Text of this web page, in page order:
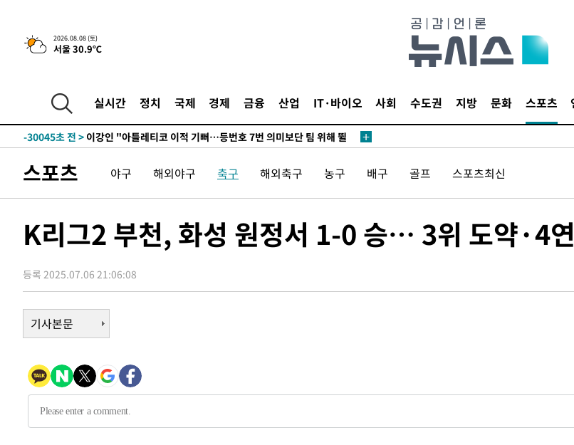
2026.08.08 (토)
서울 30.9℃
실시간 정치 국제 경제 금융 산업 IT·바이오 사회 수도권 지방 문화 스포츠
5시간 전 >[속보]뉴욕증시 상승 마감…S&P 0.6% 나스닥 1.3%↑
-31276초 전 >[속보]與최고위원 제주·인천 순회경선…박선원·최민희·서미화·
청래 44.56%
-30511초 전 >
[속보]與 대표 경선 제주·인천 당원투표…金 47.75%·鄭
42.08%·宋 10.17%
-30045초 전 >
것"
-29980초 전 > [속보]與 당대표 경선, 제주·인천 권리당원 투표 김민석 승리
-23024초 전 >
[속보]이강인 "감독님이 원하는 마음 느꼈고, 많은 트로피 원해 아
-22806초 전 >수도권 40도 육박 '펄펄'…동해안 일부 지역엔 호의주의보
-15720초 전 >강릉에 시간당 81.4㎜ 물폭탄…도로 잠기고 담벼락 붕괴
-9537초 전 >선재도서 해루질 나섰다 실종 60대, 닷새 만에 숨진 채 발견
-7071초 전 >남자 농구, 나고야 아시안게임서 '홈팀' 일본과 한일전
-6447초 전 >
-2674초 전 >극한폭염 한풀 꺾이지만…'낮 최고 35도' 무더위, 열대야 계속[다음
29분 전 >[속보]'압수수색·성접대 논란' 축구협회 "실망과 걱정 안겨드려 죄송"
3시간 전 >'최고 37도' 폭염 지속…강원동해안 최대 150㎜ 비
5시간 전 >[속보]뉴욕증시 상승 마감…S&P 0.6% 나스닥 1.3%↑
스포츠 야구 해외야구 축구 해외축구 농구 배구 골프 스포츠최신
K리그2 부천, 화성 원정서 1-0 승… 3위 도약·4
등록 2025.07.06 21:06:08
기사본문